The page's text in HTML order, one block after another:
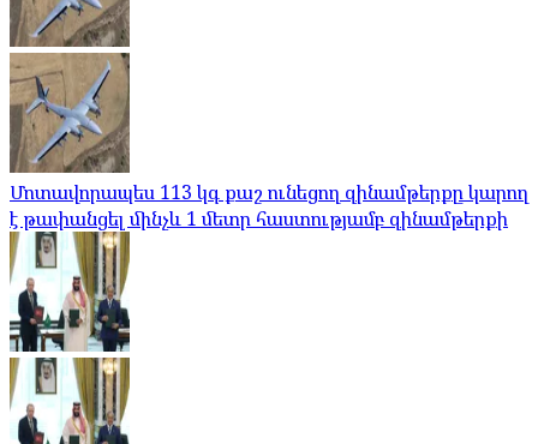
Մոտավորապես 113 կգ քաշ ունեցող զինամթերքը կարող
է թափանցել մինչև 1 մետր հաստությամբ զինամթերքի